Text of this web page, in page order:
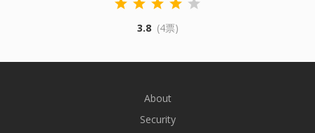
3.8 (4票)
About
Security